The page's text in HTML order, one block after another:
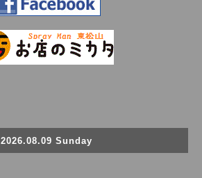
2026.08.09 Sunday